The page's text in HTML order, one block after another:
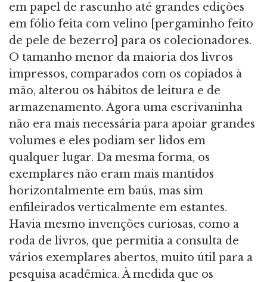
em papel de rascunho até grandes edições
em fólio feita com velino [pergaminho feito
de pele de bezerro] para os colecionadores.
O tamanho menor da maioria dos livros
impressos, comparados com os copiados à
mão, alterou os hábitos de leitura e de
armazenamento. Agora uma escrivaninha
não era mais necessária para apoiar grandes
volumes e eles podiam ser lidos em
qualquer lugar. Da mesma forma, os
exemplares não eram mais mantidos
horizontalmente em baús, mas sim
enfileirados verticalmente em estantes.
Havia mesmo invenções curiosas, como a
roda de livros, que permitia a consulta de
vários exemplares abertos, muito útil para a
pesquisa acadêmica. À medida que os